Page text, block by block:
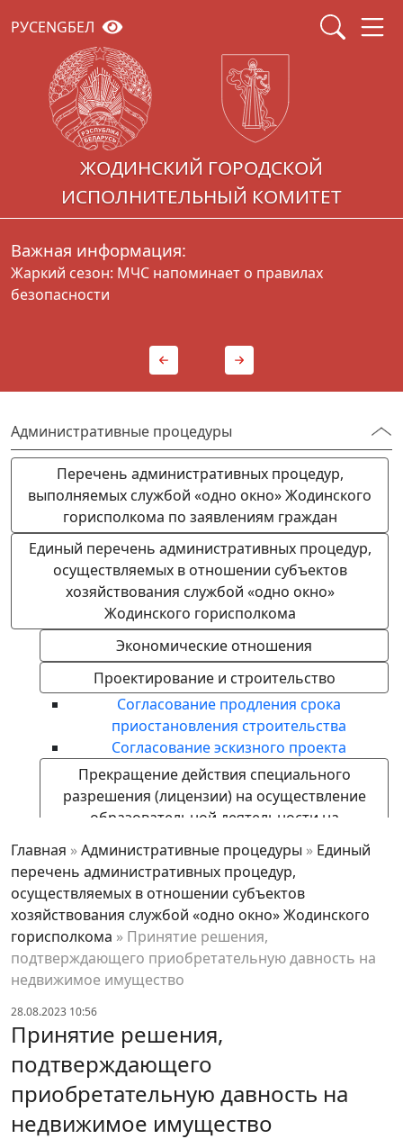
РУСENGБЕЛ
ЖОДИНСКИЙ ГОРОДСКОЙ
ИСПОЛНИТЕЛЬНЫЙ КОМИТЕТ
Важная информация:
Жаркий сезон: МЧС напоминает о правилах
безопасности
Главная »Административные процедуры » Единый
перечень административных процедур,
осуществляемых в отношении субъектов
хозяйствования службой «одно окно» Жодинского
горисполкома » Принятие решения,
подтверждающего приобретательную давность на
недвижимое имущество
28.08.2023 10:56
Принятие решения,
подтверждающего
приобретательную давность на
недвижимое имущество
Административные процедуры
Перечень административных процедур,
выполняемых службой «одно окно» Жодинского
горисполкома по заявлениям граждан
Единый перечень административных процедур,
осуществляемых в отношении субъектов
хозяйствования службой «одно окно»
Жодинского горисполкома
Экономические отношения
Проектирование и строительство
Согласование продления срока
приостановления строительства
Согласование эскизного проекта
Прекращение действия специального
разрешения (лицензии) на осуществление
образовательной деятельности на
прекращении осуществления
лицензируемого вида деятельности
Внесение изменения в специальное
разрешение (лицензию) на осуществление
образовательной деятельности
Установление норм расхода и (или)
предельных уровней потребления топливно-
энергетических ресурсов для юридических
лиц с годовым суммарным потреблением
топливно-энергетических ресурсов 300 тонн
условного топлива и более и (или)
юридических лиц, имеющи